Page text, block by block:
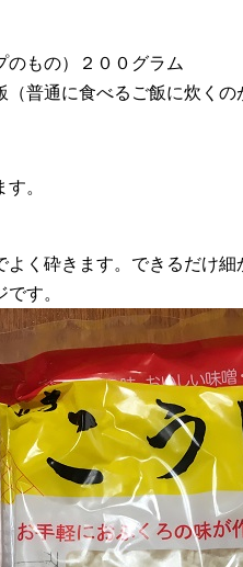
のもの）２００グラム
（普通に食べるご飯に炊くの
。
く砕きます。できるだけ
す。